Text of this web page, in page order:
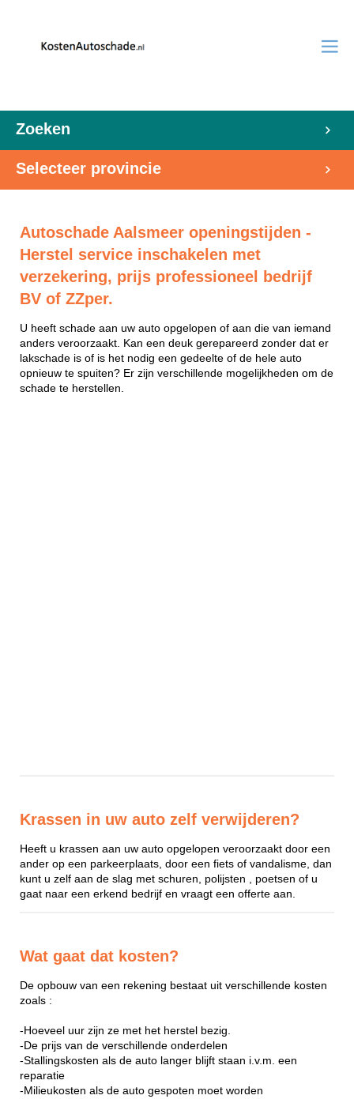
Zoeken
Selecteer provincie
Autoschade Aalsmeer openingstijden -
Herstel service inschakelen met
verzekering, prijs professioneel bedrijf
BV of ZZper.
U heeft schade aan uw auto opgelopen of aan die van iemand
anders veroorzaakt. Kan een deuk gerepareerd zonder dat er
lakschade is of is het nodig een gedeelte of de hele auto
opnieuw te spuiten? Er zijn verschillende mogelijkheden om de
schade te herstellen.
Krassen in uw auto zelf verwijderen?
Heeft u krassen aan uw auto opgelopen veroorzaakt door een
ander op een parkeerplaats, door een fiets of vandalisme, dan
kunt u zelf aan de slag met schuren, polijsten , poetsen of u
gaat naar een erkend bedrijf en vraagt een offerte aan.
Wat gaat dat kosten?
De opbouw van een rekening bestaat uit verschillende kosten
zoals :
-Hoeveel uur zijn ze met het herstel bezig.
-De prijs van de verschillende onderdelen
-Stallingskosten als de auto langer blijft staan i.v.m. een
reparatie
-Milieukosten als de auto gespoten moet worden